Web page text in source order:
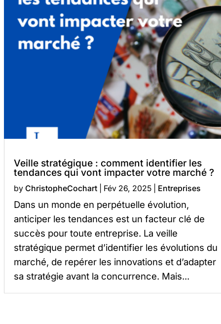
Veille stratégique : comment identifier les
tendances qui vont impacter votre marché ?
by ChristopheCochart Fév 26, 2025 Entreprises
Dans un monde en perpétuelle évolution,
anticiper les tendances est un facteur clé de
succès pour toute entreprise. La veille
stratégique permet d’identifier les évolutions du
marché, de repérer les innovations et d’adapter
sa stratégie avant la concurrence. Mais...